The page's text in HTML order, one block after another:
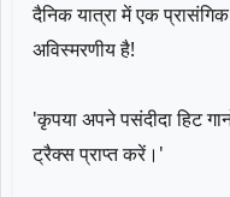
दैनिक यात्रा में एक
अविस्मरणीय है!
'कृपया अपने पसंदीदा हिट
ट्रैक्स प्राप्त करें।'